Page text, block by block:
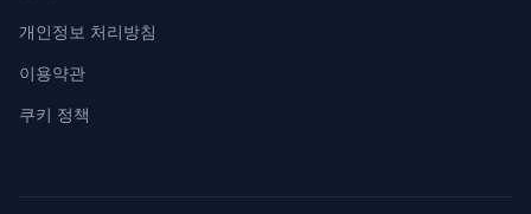
개인정보 처리방침
이용약관
쿠키 정책